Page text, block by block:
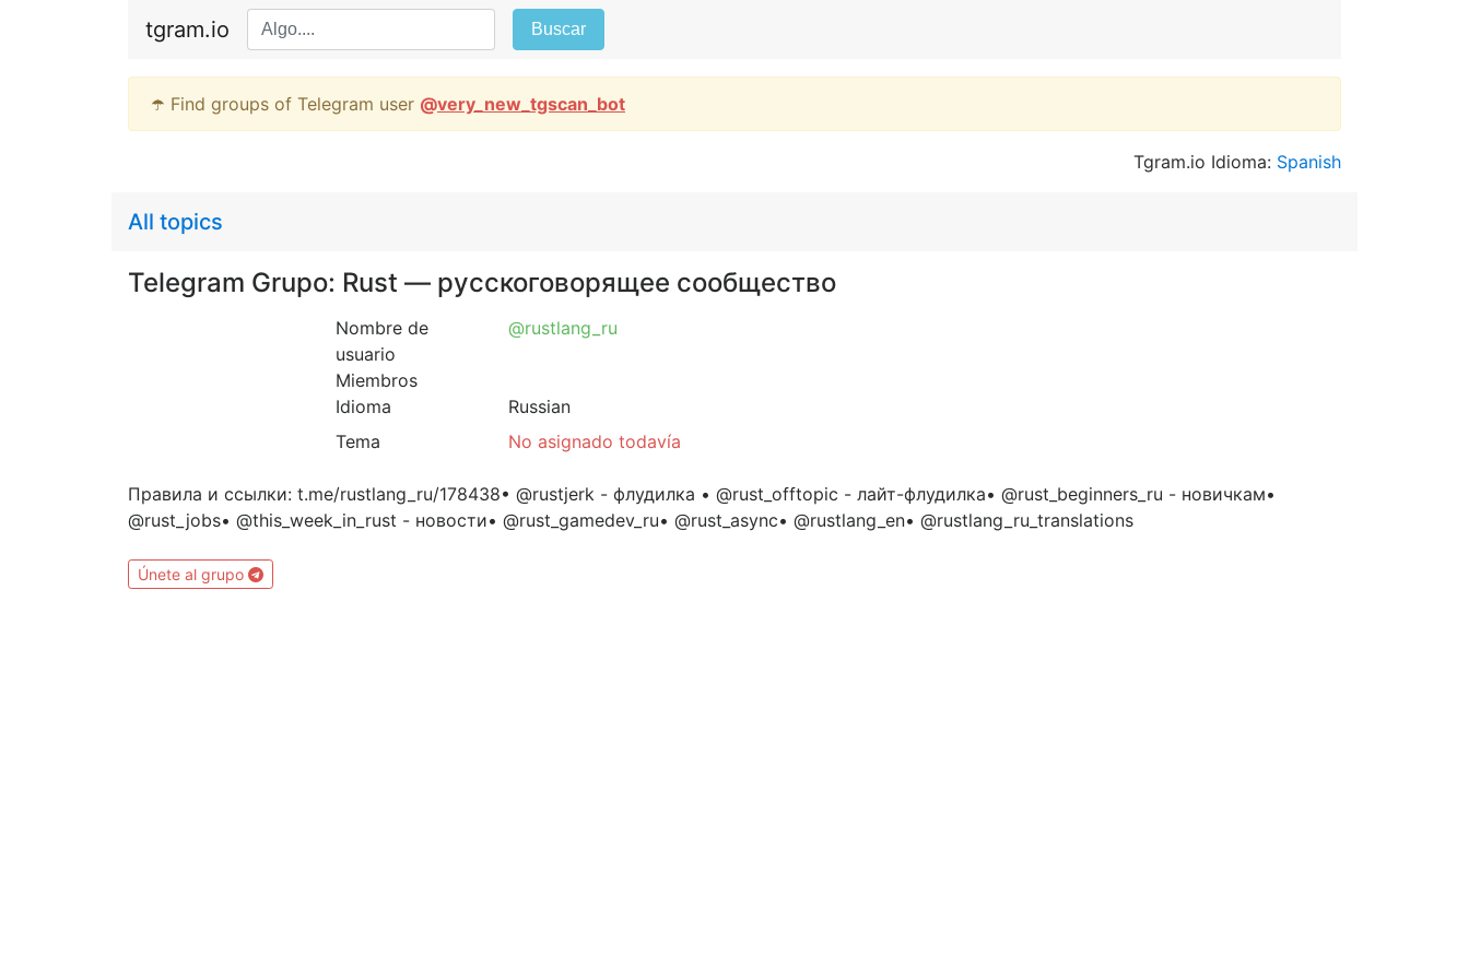
tgram.io Buscar
☂️ Find groups of Telegram user @very_new_tgscan_bot
Tgram.io Idioma: Spanish
All topics
Telegram Grupo: Rust — русскоговорящее сообществo
Nombre de
usuario
@rustlang_ru
Miembros
Idioma
Russian
Tema
No asignado todavía
Правила и ссылки: t.me/rustlang_ru/178438• @rustjerk - флудилка • @rust_offtopic - лайт-флудилка• @rust_beginners_ru - новичкам•
@rust_jobs• @this_week_in_rust - новости• @rust_gamedev_ru• @rust_async• @rustlang_en• @rustlang_ru_translations
Únete al grupo